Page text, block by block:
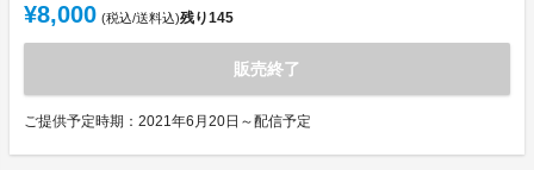
¥8,000 (税込/送料込)残り145
販売終了
ご提供予定時期：2021年6月20日～配信予定